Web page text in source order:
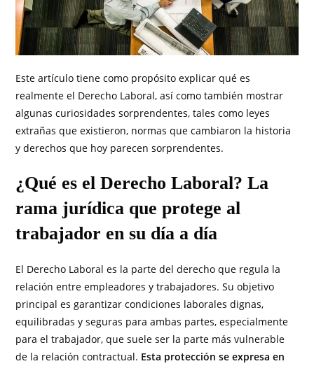
Este artículo tiene como propósito explicar qué es
realmente el Derecho Laboral, así como también mostrar
algunas curiosidades sorprendentes, tales como leyes
extrañas que existieron, normas que cambiaron la historia
y derechos que hoy parecen sorprendentes.
¿Qué es el Derecho Laboral? La
rama jurídica que protege al
trabajador en su día a día
El Derecho Laboral es la parte del derecho que regula la
relación entre empleadores y trabajadores. Su objetivo
principal es garantizar condiciones laborales dignas,
equilibradas y seguras para ambas partes, especialmente
para el trabajador, que suele ser la parte más vulnerable
de la relación contractual. Esta protección se expresa en